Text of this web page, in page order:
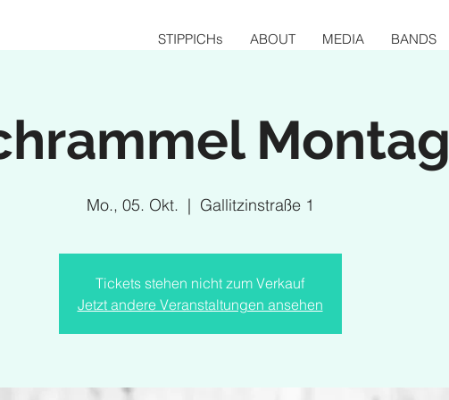
STIPPICHs ABOUT MEDIA BANDS
Montag
Mo., 05. Okt.
  |
Gallitzinstraße 1
Tickets stehen nicht zum Verkauf
Jetzt andere Veranstaltungen ansehen